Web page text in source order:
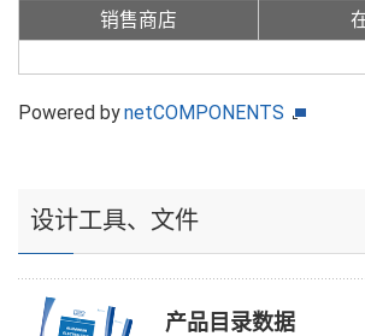
销售商店
Powered bynetCOMPONENTS
设计工具、文件
产品目录数据